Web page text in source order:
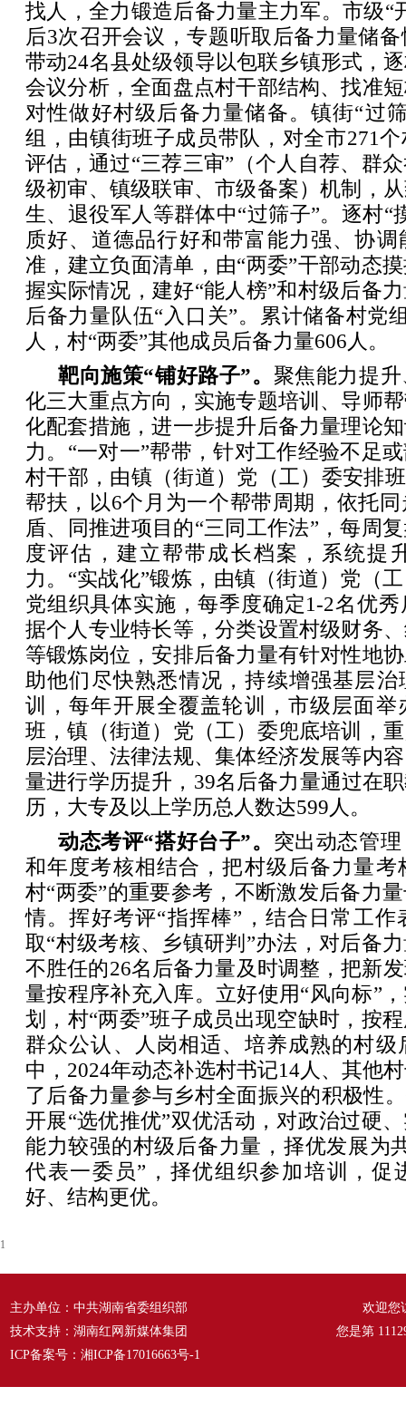
找人，全力锻造后备力量主力军。市级“
后3次召开会议，专题听取后备力量储
带动24名县处级领导以包联乡镇形式，
会议分析，全面盘点村干部结构、找准
对性做好村级后备力量储备。镇街“过
组，由镇街班子成员带队，对全市271
评估，通过“三荐三审”（个人自荐、群
级初审、镇级联审、市级备案）机制，
生、退役军人等群体中“过筛子”。逐村“
质好、道德品行好和带富能力强、协调
准，建立负面清单，由“两委”干部动态
握实际情况，建好“能人榜”和村级后备
后备力量队伍“入口关”。累计储备村党
人，村“两委”其他成员后备力量606人。
靶向施策“铺好路子”。 聚焦能力提
化三大重点方向，实施专题培训、导师
化配套措施，进一步提升后备力量理论
力。“一对一”帮带，针对工作经验不足
村干部，由镇（街道）党（工）委安排
帮扶，以6个月为一个帮带周期，依托
盾、同推进项目的“三同工作法”，每周
度评估，建立帮带成长档案，系统提
力。“实战化”锻炼，‌由镇（街道）党（
党组织具体实施，每季度确定1-2名优
据个人专业特长等，分类设置村级财务
等锻炼岗位，安排后备力量有针对性地
助他们尽快熟悉情况，持续增强基层治
训，每年开展全覆盖轮训，市级层面举
班，镇（街道）党（工）委兜底培训，
层治理、法律法规、集体经济发展等内
量进行学历提升，39名后备力量通过在
历，大专及以上学历总人数达599人。
动态考评“搭好台子”。 突出动态管
和年度考核相结合，把村级后备力量考
村“两委”的重要参考，不断激发后备力
情。挥好考评“指挥棒”，结合日常工
取“村级考核、乡镇研判”办法，对后备
不胜任的26名后备力量及时调整，把新
量按程序补充入库。立好使用“风向标”
划，村“两委”班子成员出现空缺时，按
群众公认、人岗相适、培养成熟的村级
中，2024年动态补选村书记14人、其他
了后备力量参与乡村全面振兴的积极性
开展“选优推优”双优活动，对政治过硬
能力较强的村级后备力量，择优发展为
代表一委员”，择优组织参加培训，促
好、结构更优。
1
主办单位：中共湖南省委组织部
技术支持：湖南红网新媒体集团
ICP备案号： 湘ICP备17016663号-1
欢迎您
您是第